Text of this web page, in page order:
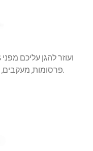
פרסומות, מעקבים, ואתרי אינטרנט בעלי כוונה זדונית.